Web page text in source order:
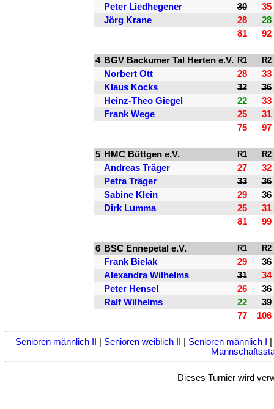
Peter Liedhegener
30
35
Jörg Krane
28
28
81
92
4 BGV Backumer Tal Herten e.V. R1 R2
Norbert Ott 28
33
Klaus Kocks
32
36
Heinz-Theo Giegel
22
33
Frank Wege
25
31
75
97
5 HMC Büttgen e.V. R1 R2
Andreas Träger 27
32
Petra Träger
33
36
Sabine Klein
29
36
Dirk Lumma
25
31
81
99
6 BSC Ennepetal e.V. R1 R2
Frank Bielak 29
36
Alexandra Wilhelms
31
34
Peter Hensel
26
36
Ralf Wilhelms
22
39
77
106
Senioren männlich II Senioren weiblich II Senioren männlich I
Dieses Turnier wird